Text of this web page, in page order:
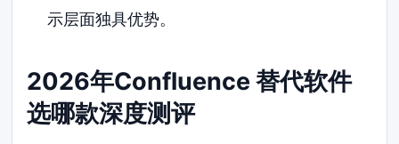
示层面独具优势。
2026年Confluence 替代软件
选哪款深度测评